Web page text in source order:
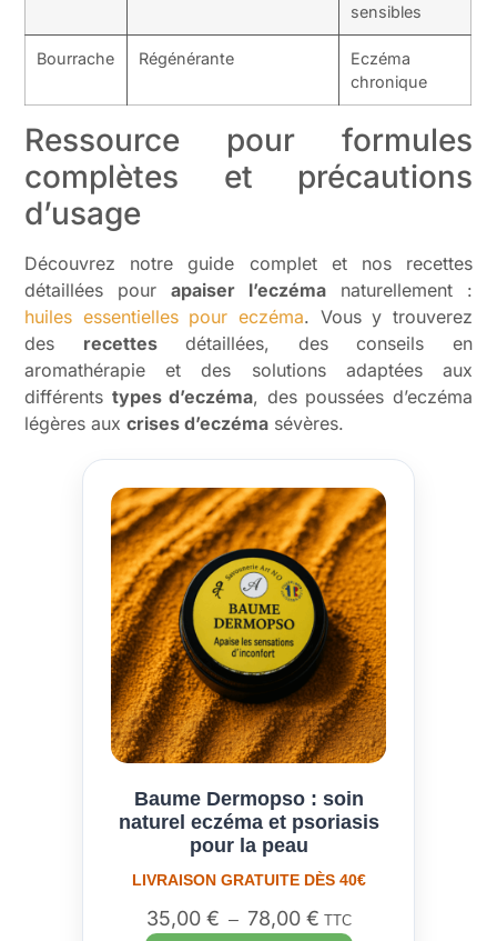
sensibles
Bourrache Régénérante
Eczéma
chronique
Ressource pour formules
complètes et précautions
d’usage
Découvrez notre guide complet et nos recettes
détaillées pourapaiser l’eczémanaturellement :
huiles essentielles pour eczéma. Vous y trouverez
des recettesdétaillées, des conseils en
aromathérapie et des solutions adaptées aux
différents types d’eczéma, des poussées d’eczéma
légères auxcrises d’eczéma sévères.
Baume Dermopso : soin
naturel eczéma et psoriasis
pour la peau
LIVRAISON GRATUITE DÈS 40€
35,00 € – 78,00 € TTC